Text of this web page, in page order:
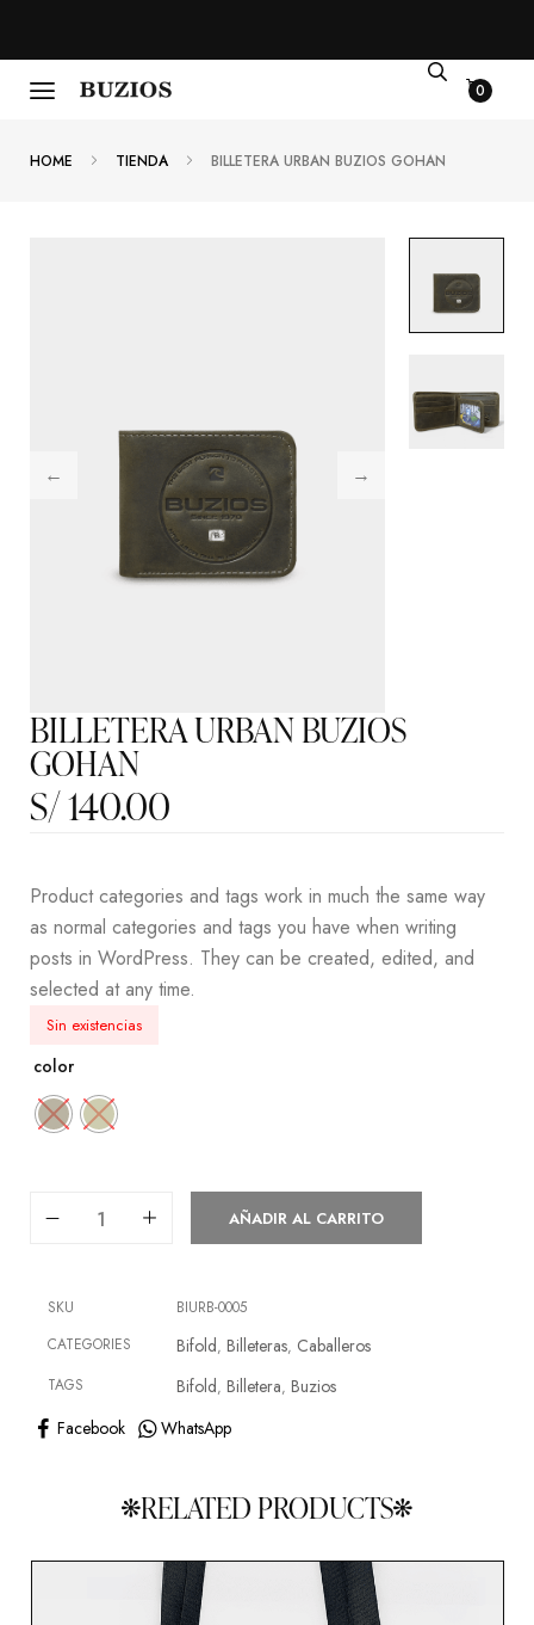
0
HOME TIENDA BILLETERA URBAN BUZIOS GOHAN
BILLETERA URBAN BUZIOS
GOHAN
S/140.00
Product categories and tags work in much the same way
as normal categories and tags you have when writing
posts in WordPress. They can be created, edited, and
selected at any time.
Sin existencias
color
AÑADIR AL CARRITO
SKU
BIURB-0005
CATEGORIES
Bifold, Billeteras, Caballeros
TAGS Bifold, Billetera, Buzios
Facebook
WhatsApp
RELATED PRODUCTS